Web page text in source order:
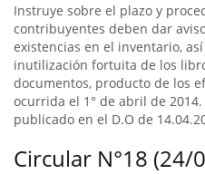
Instruye sobre el plazo y
contribuyentes deben dar
existencias en el inventario,
inutilización fortuita de los
documentos, producto de los
ocurrida el 1° de abril de
publicado en el D.O de
Circular N°18 (24/